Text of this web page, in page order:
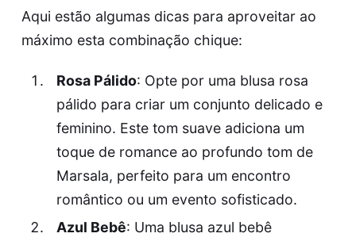
Aqui estão algumas dicas para aproveitar ao
máximo esta combinação chique:
Rosa Pálido: Opte por uma blusa rosa
pálido para criar um conjunto delicado e
feminino. Este tom suave adiciona um
toque de romance ao profundo tom de
Marsala, perfeito para um encontro
romântico ou um evento sofisticado.
Azul Bebê: Uma blusa azul bebê